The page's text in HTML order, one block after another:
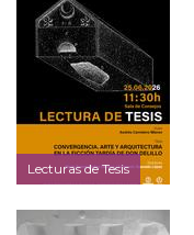
Lecturas de Tesis